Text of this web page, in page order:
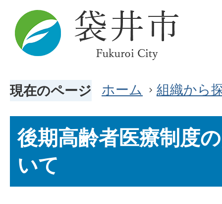
現在のページ ホーム 組織から
後期高齢者医療制度
いて